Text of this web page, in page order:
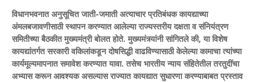
विधानभवनात अनुसूचित जाती-जमाती अत्याचार प्रतिबंधक कायद्याच्या
अंमलबजावणीसाठी स्थापन करण्यात आलेल्या राज्यस्तरीय दक्षता व संनियंत्रण
समितीच्या बैठकीत मुख्यमंत्री बोलत होते. मुख्यमंत्र्यांनी सांगितले की, या विशेष
कायद्यांतर्गत सरकारी वकिलांकडून दोषसिद्धी वाढविण्यासाठी केलेल्या कामाचा त्यांच्या
कार्यमूल्यमापनात समावेश करण्यात यावा. तसेच भारतीय न्याय संहितेतील तरतुदींचा
अभ्यास करून आवश्यक असल्यास राज्यात कायद्यात सुधारणा करण्याबाबत प्रस्ताव